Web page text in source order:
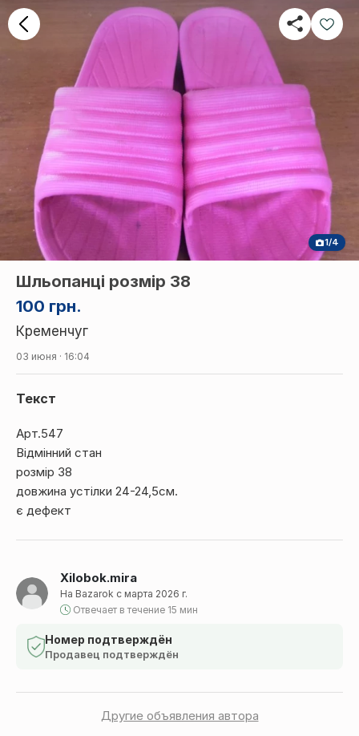
1/4
100 грн.
Шльопанці розмір 38
Кременчуг
03 июня · 16:04
Xilobok.mira
На Bazarok с марта 2026 г.
Отвечает в течение 15 мин
Номер подтверждён
Продавец подтверждён
Другие объявления автора
Текст
Арт.547
Відмінний стан
розмір 38
довжина устілки 24-24,5см.
є дефект